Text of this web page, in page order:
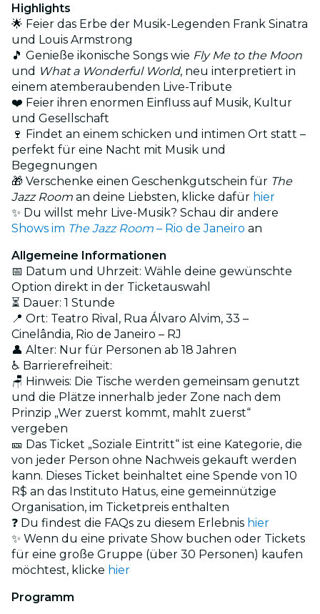
Highlights
🌟 Feier das Erbe der Musik-Legenden Frank Sinatra
und Louis Armstrong
🎵 Genieße ikonische Songs wie Fly Me to the Moon
und What a Wonderful World, neu interpretiert in
einem atemberaubenden Live-Tribute
❤️ Feier ihren enormen Einfluss auf Musik, Kultur
und Gesellschaft
🍷 Findet an einem schicken und intimen Ort statt –
perfekt für eine Nacht mit Musik und
Begegnungen
🎁 Verschenke einen Geschenkgutschein für The
Jazz Room an deine Liebsten, klicke dafür hier
✨ Du willst mehr Live-Musik? Schau dir andere
Shows im The Jazz Room – Rio de Janeiro an
Allgemeine Informationen
📅 Datum und Uhrzeit: Wähle deine gewünschte
Option direkt in der Ticketauswahl
⏳ Dauer: 1 Stunde
📍 Ort: Teatro Rival, Rua Álvaro Alvim, 33 –
Cinelândia, Rio de Janeiro – RJ
👤 Alter: Nur für Personen ab 18 Jahren
♿ Barrierefreiheit:
🪑 Hinweis: Die Tische werden gemeinsam genutzt
und die Plätze innerhalb jeder Zone nach dem
Prinzip „Wer zuerst kommt, mahlt zuerst“
vergeben
🎫 Das Ticket „Soziale Eintritt“ ist eine Kategorie, die
von jeder Person ohne Nachweis gekauft werden
kann. Dieses Ticket beinhaltet eine Spende von 10
R$ an das Instituto Hatus, eine gemeinnützige
Organisation, im Ticketpreis enthalten
❓ Du findest die FAQs zu diesem Erlebnis hier
✨ Wenn du eine private Show buchen oder Tickets
für eine große Gruppe (über 30 Personen) kaufen
möchtest, klicke hier
Programm